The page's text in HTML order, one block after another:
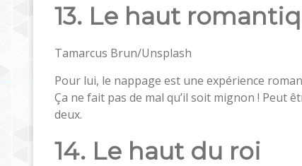
13. Le haut
Tamarcus Brun/Unsplash
Pour lui, le nappage est une expérience
Ça ne fait pas de mal qu’il soit mignon ! Peut
deux.
14. Le haut du roi